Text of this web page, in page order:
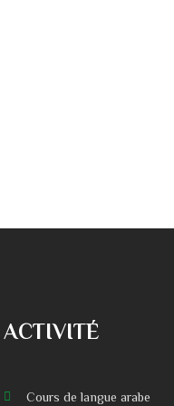
ACTIVITÉ
Cours de langue arabe